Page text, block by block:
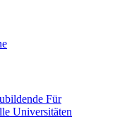
Für
Universitäten